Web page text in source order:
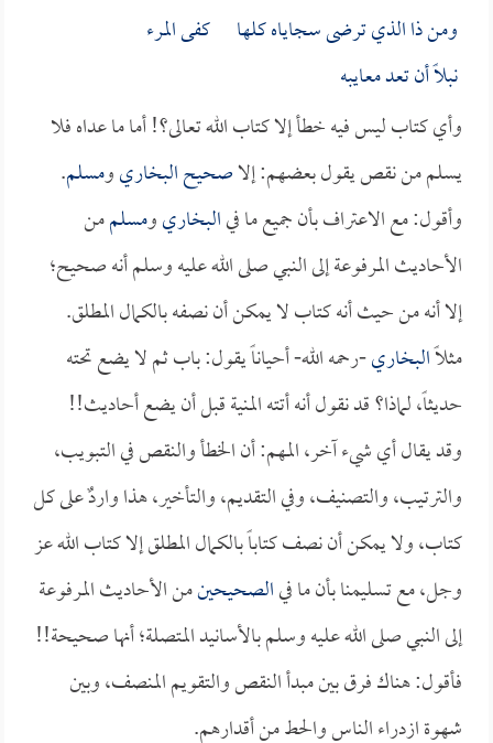
ومن ذا الذي ترضى سجاياه كلها كفى المرء
نبلاً أن تعد معايبه
وأي كتاب ليس فيه خطأ إلا كتاب الله تعالى؟! أما ما عداه فلا
يسلم من نقص يقول بعضهم: إلاصحيح البخاريومسلم.
وأقول: مع الاعتراف بأن جميع ما فيالبخاريومسلممن
الأحاديث المرفوعة إلى النبي صلى الله عليه وسلم أنه صحيح؛
إلا أنه من حيث أنه كتاب لا يمكن أن نصفه بالكمال المطلق.
مثلاًالبخاري-رحمه الله- أحياناً يقول: باب ثم لا يضع تحته
حديثاً، لماذا؟ قد نقول أنه أتته المنية قبل أن يضع أحاديث!!
وقد يقال أي شيء آخر، المهم: أن الخطأ والنقص في التبويب،
والترتيب، والتصنيف، وفي التقديم، والتأخير، هذا واردٌ على كل
كتاب، ولا يمكن أن نصف كتاباً بالكمال المطلق إلا كتاب الله عز
وجل، مع تسليمنا بأن ما فيالصحيحينمن الأحاديث المرفوعة
إلى النبي صلى الله عليه وسلم بالأسانيد المتصلة؛ أنها صحيحة!!
فأقول: هناك فرق بين مبدأ النقص والتقويم المنصف، وبين
شهوة ازدراء الناس والحط من أقدارهم.